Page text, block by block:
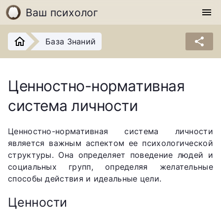
Ваш психолог menu
База Знаний share
Ценностно-нормативная
система личности
Ценностно-нормативная система личности
является важным аспектом ее психологической
структуры. Она определяет поведение людей и
социальных групп, определяя желательные
способы действия и идеальные цели.
Ценности